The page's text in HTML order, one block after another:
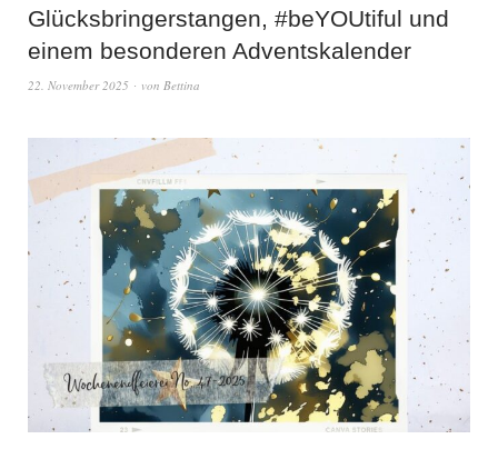
Glücksbringerstangen, #beYOUtiful und
einem besonderen Adventskalender
22. November 2025 von Bettina